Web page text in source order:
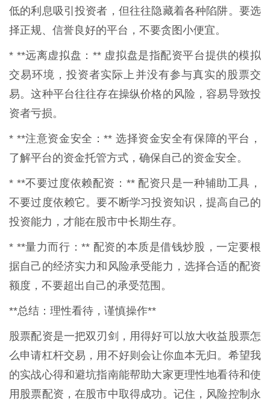
低的利息吸引投资者，但往往隐藏着各种陷阱。要选
择正规、信誉良好的平台，不要贪图小便宜。
* **远离虚拟盘：** 虚拟盘是指配资平台提供的模拟
交易环境，投资者实际上并没有参与真实的股票交
易。这种平台往往存在操纵价格的风险，容易导致投
资者亏损。
* **注意资金安全：** 选择资金安全有保障的平台，
了解平台的资金托管方式，确保自己的资金安全。
* **不要过度依赖配资：** 配资只是一种辅助工具，
不要过度依赖它。要不断学习投资知识，提高自己的
投资能力，才能在股市中长期生存。
* **量力而行：** 配资的本质是借钱炒股，一定要根
据自己的经济实力和风险承受能力，选择合适的配资
额度，不要超出自己的承受范围。
**总结：理性看待，谨慎操作**
股票配资是一把双刃剑，用得好可以放大收益股票怎
么申请杠杆交易，用不好则会让你血本无归。希望我
的实战心得和避坑指南能帮助大家更理性地看待和使
用股票配资，在股市中取得成功。记住，风险控制永